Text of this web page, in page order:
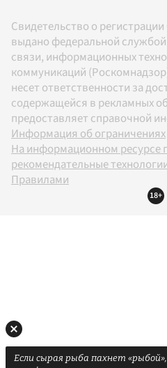
Свидетельство о
выдано федеральной
связи, информационных
коммуникаций
несет ответственности за
содержащейся в рекламных
предоставляет справочной
Информация об ограничениях
На информационном ресурсе
рекомендательные
Правилами
18+
Если сырая рыба пахнет